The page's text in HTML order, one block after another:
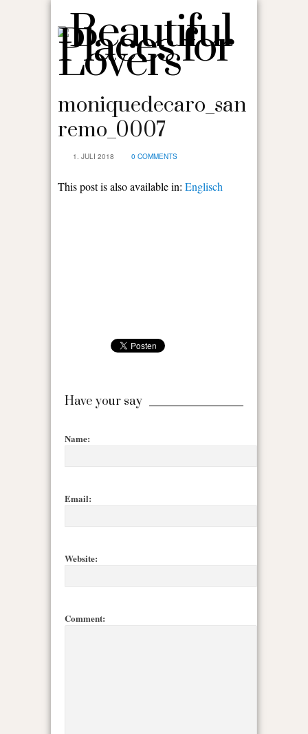
moniquedecaro_san
remo_0007
1. JULI 2018 0 COMMENTS
This post is also available in: Englisch
Have your say
Name:
Email:
Website:
Comment: